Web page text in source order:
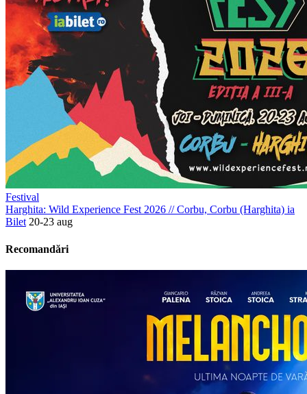
Festival
Harghita: Wild Experience Fest 2026 //Corbu, Corbu (Harghita) ia
Bilet 20-23 aug
Recomandări